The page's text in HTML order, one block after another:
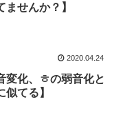
ませんか？】
2020.04.24
変化、ㅎの弱音化と
似てる】